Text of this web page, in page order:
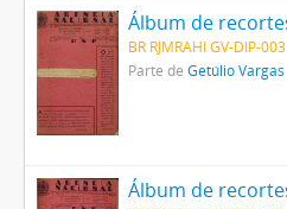
BR RJMRAHI GV-DIP-003
Parte deGetúlio Vargas